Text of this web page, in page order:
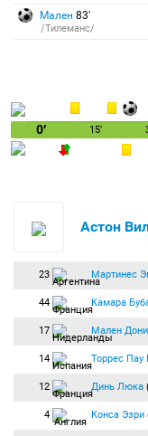
Мален 83′
/Тилеманс/
0′ 15′
Астон
23 Мартинес
44 Камара
17 Мален
14 Торрес Пау
12 Динь Люка
4 Конса Эзри